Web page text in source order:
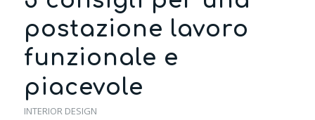
postazione lavoro
funzionale e
piacevole
INTERIOR DESIGN